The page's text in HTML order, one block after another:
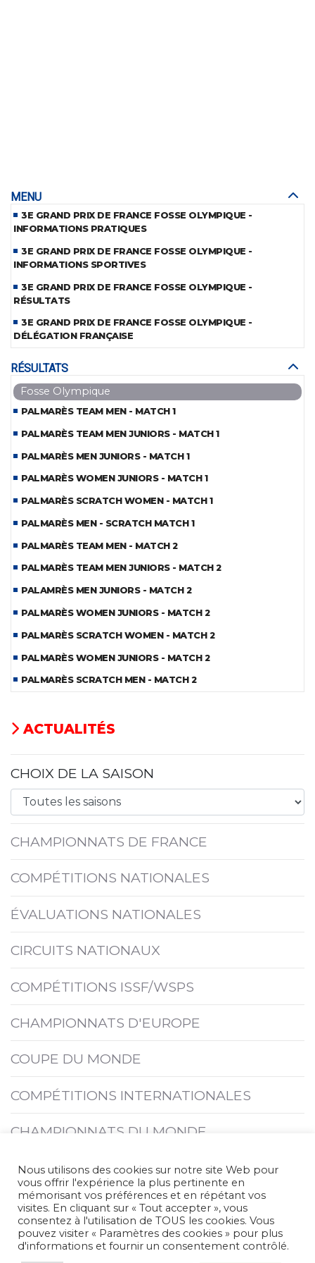
MENU
3E GRAND PRIX DE FRANCE FOSSE OLYMPIQUE -
INFORMATIONS PRATIQUES
3E GRAND PRIX DE FRANCE FOSSE OLYMPIQUE -
INFORMATIONS SPORTIVES
3E GRAND PRIX DE FRANCE FOSSE OLYMPIQUE -
RÉSULTATS
3E GRAND PRIX DE FRANCE FOSSE OLYMPIQUE -
DÉLÉGATION FRANÇAISE
RÉSULTATS
Fosse Olympique
PALMARÈS TEAM MEN - MATCH 1
PALMARÈS TEAM MEN JUNIORS - MATCH 1
PALMARÈS MEN JUNIORS - MATCH 1
PALMARÈS WOMEN JUNIORS - MATCH 1
PALMARÈS SCRATCH WOMEN - MATCH 1
PALMARÈS MEN - SCRATCH MATCH 1
PALMARÈS TEAM MEN - MATCH 2
PALMARÈS TEAM MEN JUNIORS - MATCH 2
PALAMRÈS MEN JUNIORS - MATCH 2
PALMARÈS WOMEN JUNIORS - MATCH 2
PALMARÈS SCRATCH WOMEN - MATCH 2
PALMARÈS WOMEN JUNIORS - MATCH 2
PALMARÈS SCRATCH MEN - MATCH 2
ACTUALITÉS
CHOIX DE LA SAISON
CHAMPIONNATS DE FRANCE
COMPÉTITIONS NATIONALES
ÉVALUATIONS NATIONALES
CIRCUITS NATIONAUX
COMPÉTITIONS ISSF/WSPS
CHAMPIONNATS D'EUROPE
COUPE DU MONDE
COMPÉTITIONS INTERNATIONALES
CHAMPIONNATS DU MONDE
JEUX
SAISONS PRÉCÉDENTES
Nous utilisons des cookies sur notre site Web pour
vous offrir l'expérience la plus pertinente en
mémorisant vos préférences et en répétant vos
visites. En cliquant sur « Tout accepter », vous
consentez à l'utilisation de TOUS les cookies. Vous
pouvez visiter « Paramètres des cookies » pour plus
d'informations et fournir un consentement contrôlé.